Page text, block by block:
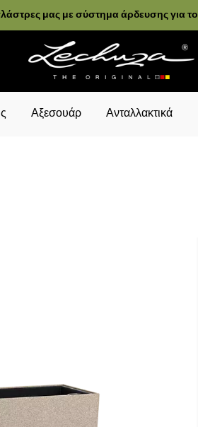
μας με σύστημα άρδευσης για
Αξεσουάρ Ανταλλακτικά